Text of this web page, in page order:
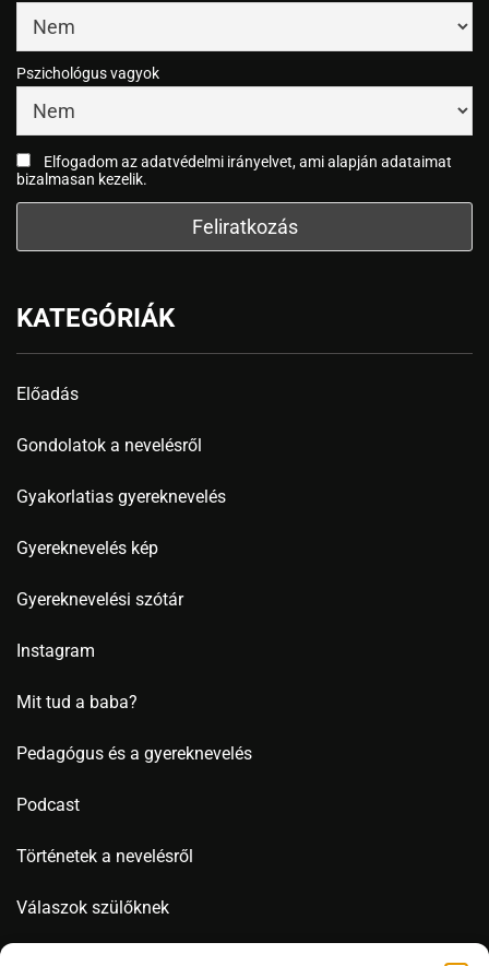
Pszichológus vagyok
Elfogadom az adatvédelmi irányelvet, ami alapján adataimat
bizalmasan kezelik.
KATEGÓRIÁK
Előadás
Gondolatok a nevelésről
Gyakorlatias gyereknevelés
Gyereknevelés kép
Gyereknevelési szótár
Instagram
Mit tud a baba?
Pedagógus és a gyereknevelés
Podcast
Történetek a nevelésről
Válaszok szülőknek